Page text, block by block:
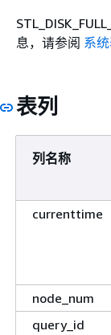
息，请参阅 系
表列
列名称
currenttime
node_num
query_id